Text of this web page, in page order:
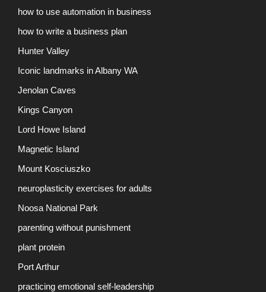
how to use automation in business
how to write a business plan
Hunter Valley
Iconic landmarks in Albany WA
Jenolan Caves
Kings Canyon
Lord Howe Island
Magnetic Island
Mount Kosciuszko
neuroplasticity exercises for adults
Noosa National Park
parenting without punishment
plant protein
Port Arthur
practicing emotional self-leadership